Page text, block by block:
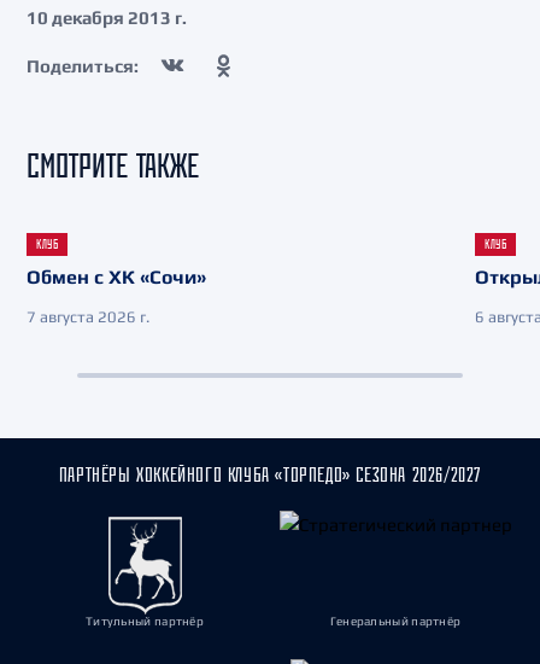
10 декабря 2013 г.
Поделиться:
СМОТРИТЕ ТАКЖЕ
КЛУБ
Обмен с ХК «Сочи»
7 августа 2026 г.
КЛУБ
6
ПАРТНЁРЫ ХОККЕЙНОГО КЛУБА «ТОРПЕДО» СЕЗОНА 2026/2027
Титульный партнёр Генеральный партнёр